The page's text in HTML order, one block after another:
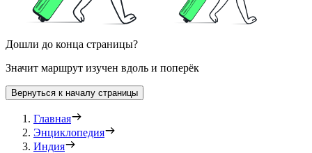
Дошли до конца страницы?
Значит маршрут изучен вдоль и поперёк
Вернуться к началу страницы
Главная
Энциклопедия
Индия